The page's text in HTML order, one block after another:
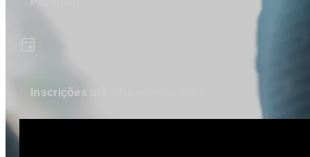
Inscrições até 3 Novembro 2025